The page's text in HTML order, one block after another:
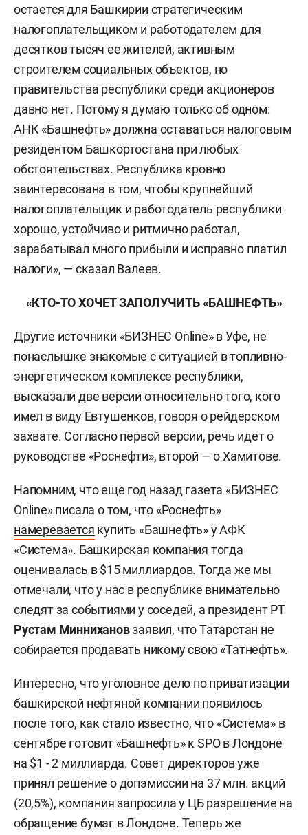
остается для Башкирии стратегическим
налогоплательщиком и работодателем для
десятков тысяч ее жителей, активным
строителем социальных объектов, но
правительства республики среди акционеров
давно нет. Потому я думаю только об одном:
АНК «Башнефть» должна оставаться налоговым
резидентом Башкортостана при любых
обстоятельствах. Республика кровно
заинтересована в том, чтобы крупнейший
налогоплательщик и работодатель республики
хорошо, устойчиво и ритмично работал,
зарабатывал много прибыли и исправно платил
налоги», — сказал Валеев.
«КТО-ТО ХОЧЕТ ЗАПОЛУЧИТЬ «БАШНЕФТЬ»
Другие источники «БИЗНЕС Online» в Уфе, не
понаслышке знакомые с ситуацией в топливно-
энергетическом комплексе республики,
высказали две версии относительно того, кого
имел в виду Евтушенков, говоря о рейдерском
захвате. Согласно первой версии, речь идет о
руководстве «Роснефти», второй — о Хамитове.
Напомним, что еще год назад газета «БИЗНЕС
Online» писала о том, что «Роснефть»
намеревается купить «Башнефть» у АФК
«Система». Башкирская компания тогда
оценивалась в $15 миллиардов. Тогда же мы
отмечали, что у нас в республике внимательно
следят за событиями у соседей, а президент РТ
Рустам Миннихановзаявил, что Татарстан не
собирается продавать никому свою «Татнефть».
Интересно, что уголовное дело по приватизации
башкирской нефтяной компании появилось
после того, как стало известно, что «Система» в
сентябре готовит «Башнефть» к SPO в Лондоне
на $1 - 2 миллиарда. Совет директоров уже
принял решение о допэмиссии на 37 млн. акций
(20,5%), компания запросила у ЦБ разрешение на
обращение бумаг в Лондоне. Теперь же